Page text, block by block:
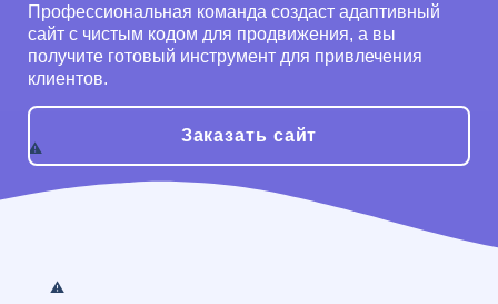
Профессиональная команда создаст адаптивный
сайт с чистым кодом для продвижения, а вы
получите готовый инструмент для привлечения
клиентов.
Заказать сайт